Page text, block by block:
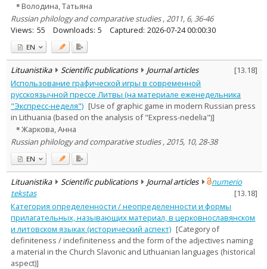
Володина, Татьяна
Russian philology and comparative studies , 2011, 6, 36-46
Views: 55 Downloads: 5 Captured: 2026-07-24 00:00:30
EN
Lituanistika Scientific publications Journal articles [13.18]
Использование графической игры в современной
русскоязычной прессе Литвы (на материале еженедельника
"Экспресс-неделя") [Use of graphic game in modern Russian press
in Lithuania (based on the analysis of "Express-nedelia")]
Жаркова, Анна
Russian philology and comparative studies , 2015, 10, 28-38
EN
Lituanistika Scientific publications Journal articles
numerio
tekstas
[13.18]
Категория определенности / неопределенности и формы
прилагательных, называющих материал, в церковнославянском
и литовском языках (исторический аспект) [Category of
definiteness / indefiniteness and the form of the adjectives naming
a material in the Church Slavonic and Lithuanian languages (historical
aspect)]